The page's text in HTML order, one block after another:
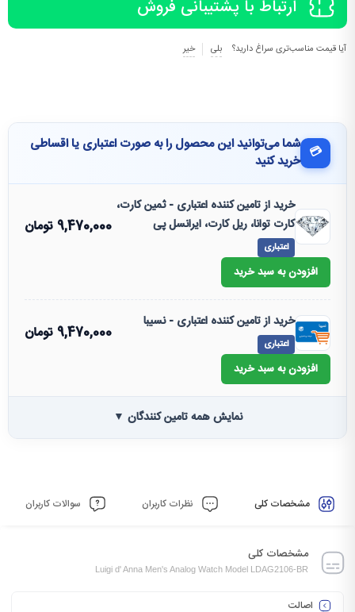
ارتباط با پشتیبانی فروش
آیا قیمت مناسب‌تری سراغ دارید؟ بلی خیر
💳 شما می‌توانید این محصول را به صورت اعتباری یا اقساطی
خرید کنید
خرید از تامین کننده اعتباری - ثمین کارت،
کارت توانا، ریل کارت، ایرانسل پی
اعتباری
9,470,000 تومان
افزودن به سبد خرید
خرید از تامین کننده اعتباری - نسیبا
اعتباری
9,470,000 تومان
افزودن به سبد خرید
نمایش همه تامین کنندگان ▼
مشخصات کلی نظرات کاربران سوالات کاربران
مشخصات کلی
Luigi d' Anna Men's Analog Watch Model LDAG2106-BR
اصالت